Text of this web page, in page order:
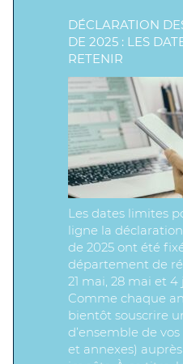
DÉCLARATION
DE 2025 : LES
RETENIR
Les dates limites
ligne la
de 2025 ont été
département de
21 mai, 28 mai et
Comme chaque
bientôt souscrire
d’ensemble de
et annexes)